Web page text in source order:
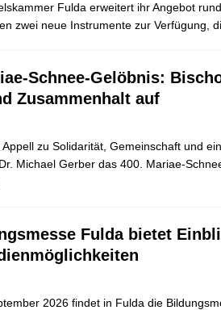
Fulda erweitert ihr Angebot
zwei neue Instrumente zur Verfügung,
Schnee-Gelöbnis:
Zusammenhalt auf
zu Solidarität, Gemeinschaft und
Michael Gerber das 400. Mariae-
Fulda bietet
2026 findet in Fulda die